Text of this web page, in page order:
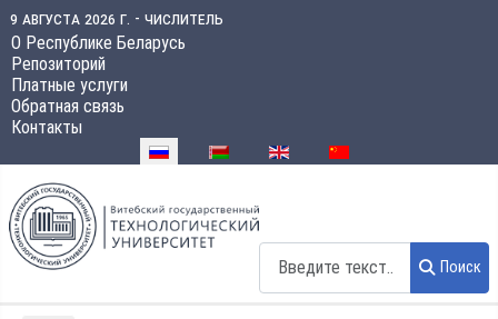
9 августа 2026 г. - числитель
О Республике Беларусь
Репозиторий
Платные услуги
Обратная связь
Контакты
Выберите язык
Поиск